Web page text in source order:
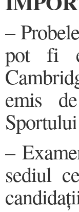
–
pot fi
emis
–
sediul